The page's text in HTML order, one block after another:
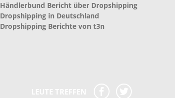
Händlerbund Bericht über Dropshipping
Dropshipping in Deutschland
Dropshipping Berichte von t3n